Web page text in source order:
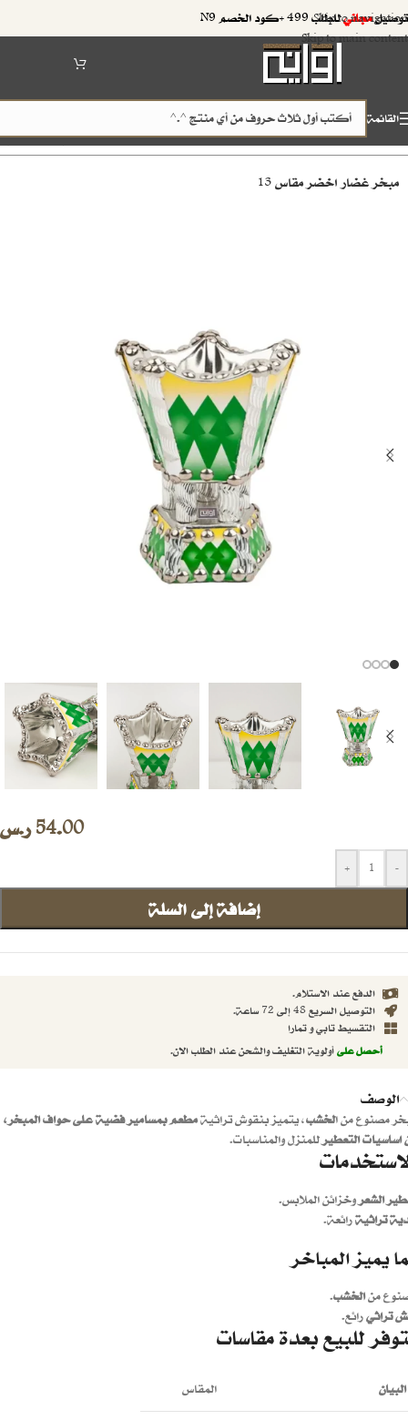
Skip to navigation
Skip to main content
توصيلمجانيللطلب 499 +كود الخصم N9
القائمة
الرئيسية/اقسام متنوعة/مباخر (مدخن)
مبخر غضار اخضر مقاس 13
54.00 ر.س
-
+
إضافة إلى السلة
الدفع عند الاستلام.
التوصيل السريع 48 إلى 72 ساعة.
التقسيط تابي و تمارا
أحصل علىأولوية التغليف والشحن عند الطلب الان.
الوصف
مصنوع من الخشب، يتميز بنقوش تراثيةمطعم بمسامير فضية على حواف المبخر،
اساسيات التعطيرللمنزل والمناسبات.
الشعروخزائن الملابس.
تراثيةرائعة.
يميز المباخر
منالخشب.
تراثيرائع.
للبيع بعدة مقاسات
البيان المقاس